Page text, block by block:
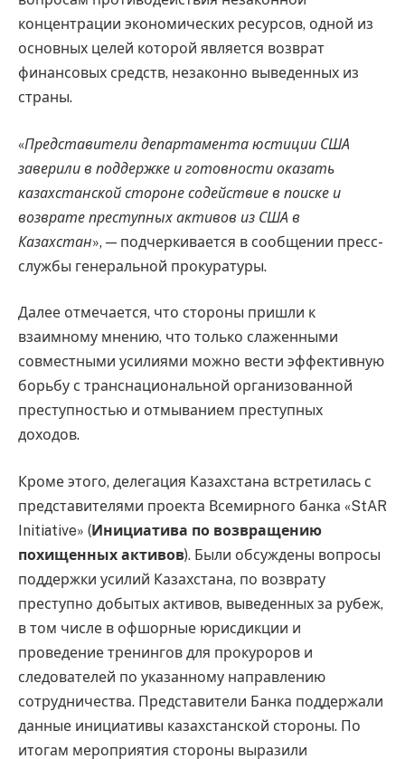
концентрации экономических ресурсов, одной из
основных целей которой является возврат
финансовых средств, незаконно выведенных из
страны.
«Представители департамента юстиции США
заверили в поддержке и готовности оказать
казахстанской стороне содействие в поиске и
возврате преступных активов из США в
Казахстан», — подчеркивается в сообщении пресс-
службы генеральной прокуратуры.
Далее отмечается, что стороны пришли к
взаимному мнению, что только слаженными
совместными усилиями можно вести эффективную
борьбу с транснациональной организованной
преступностью и отмыванием преступных
доходов.
Кроме этого, делегация Казахстана встретилась с
представителями проекта Всемирного банка «StAR
Initiative» (Инициатива по возвращению
похищенных активов). Были обсуждены вопросы
поддержки усилий Казахстана, по возврату
преступно добытых активов, выведенных за рубеж,
в том числе в офшорные юрисдикции и
проведение тренингов для прокуроров и
следователей по указанному направлению
сотрудничества. Представители Банка поддержали
данные инициативы казахстанской стороны. По
итогам мероприятия стороны выразили